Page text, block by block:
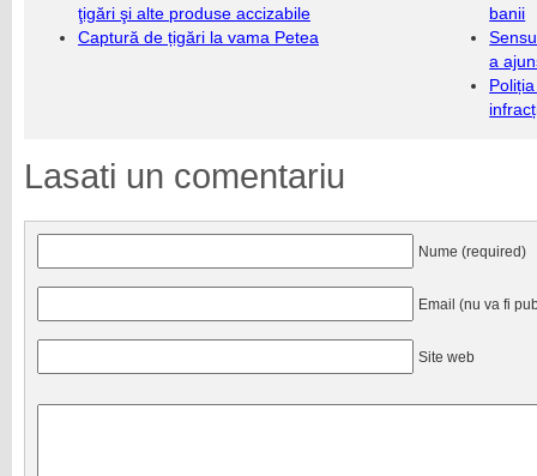
ţigări şi alte produse accizabile
Captură de țigări la vama Petea
banii
a
Lasati un comentariu
Nume (required)
Email (nu va fi
Site web